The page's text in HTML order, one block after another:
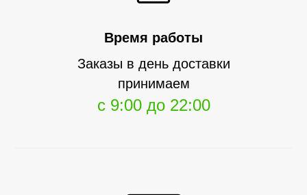
Время работы
Заказы в день доставки
принимаем
с 9:00 до 22:00